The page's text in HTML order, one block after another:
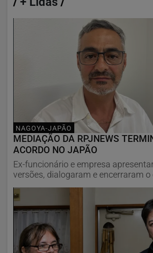
NAGOYA-JAPÃO
MEDIAÇÃO DA RPJNEWS
ACORDO NO JAPÃO
Ex-funcionário e empresa
versões, dialogaram e encerraram o